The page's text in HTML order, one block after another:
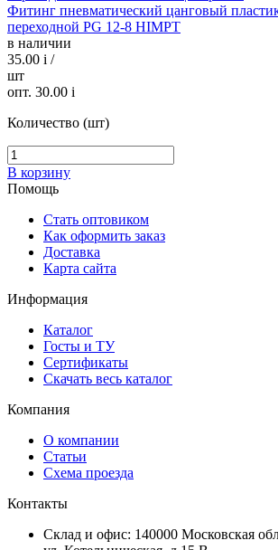
Фитинг пневматический цанговый
переходной PG 12-8 HIMPT
в наличии
35.00 i /
шт
опт. 30.00 i
Количество (шт)
В корзину
Помощь
Стать оптовиком
Как оформить заказ
Доставка
Карта сайта
Информация
Каталог
Госты и ТУ
Сертификаты
Скачать весь каталог
Компания
О компании
Статьи
Схема проезда
Контакты
Склад и офис: 140000 Московская